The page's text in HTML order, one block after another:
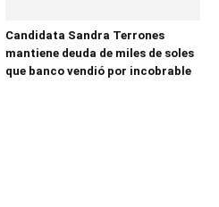
Candidata Sandra Terrones
mantiene deuda de miles de soles
que banco vendió por incobrable